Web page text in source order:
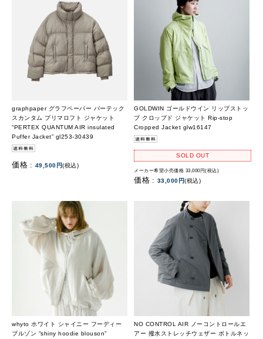
graphpaper グラフペーパー パーテック
スカンタム プリマロフト ジャケット
“PERTEX QUANTUM AIR insulated
Puffer Jacket” gl253-30439
価格 : 49,500円(税込)
GOLDWIN ゴールドウイン リップストッ
プ クロップド ジャケット Rip-stop
Cropped Jacket glw16147
SOLD OUT
メーカー希望小売価格 33,000円(税込)
価格 : 33,000円(税込)
whyto ホワイト シャイニー フーディー
ブルゾン “shiny hoodie blouson”
NO CONTROL AIR ノーコントロールエ
アー 撥水ストレッチウェザー ボトルネッ